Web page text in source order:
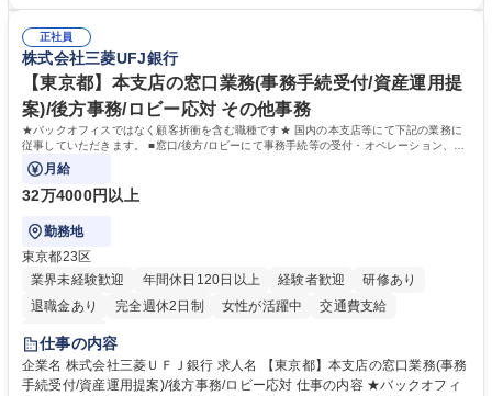
幅広く経験を積みたい意欲がある方に最適な環境です。 募集職種 【総
務・人事】未経験歓迎/日立グループ/組織運営を支えるゼネラリストを目
指す
のご経験 ■労務管理（給与計算・社会保険手続き・勤怠管理など）の経験
■衛生管理者の資格をお持ちの方 学歴・資格 学歴：大学院 大学 高専 短大
専修学校 高校 語学力： 資格：
正社員
株式会社三菱UFJ銀行
【東京都】本支店の窓口業務(事務手続受付/資産運用提
案)/後方事務/ロビー応対 その他事務
★バックオフィスではなく顧客折衝を含む職種です★ 国内の本支店等にて下記の業務に
従事していただきます。 ■窓口/後方/ロビーにて事務手続等の受付・オペレーション、お
客様対応
月給
32万4000円以上
勤務地
東京都23区
業界未経験歓迎
年間休日120日以上 経験者歓迎
研修あり
退職金あり
完全週休2日制 女性が活躍中
交通費支給
土日祝休み
仕事の内容
企業名 株式会社三菱ＵＦＪ銀行 求人名 【東京都】本支店の窓口業務(事務
手続受付/資産運用提案)/後方事務/ロビー応対 仕事の内容 ★バックオフィ